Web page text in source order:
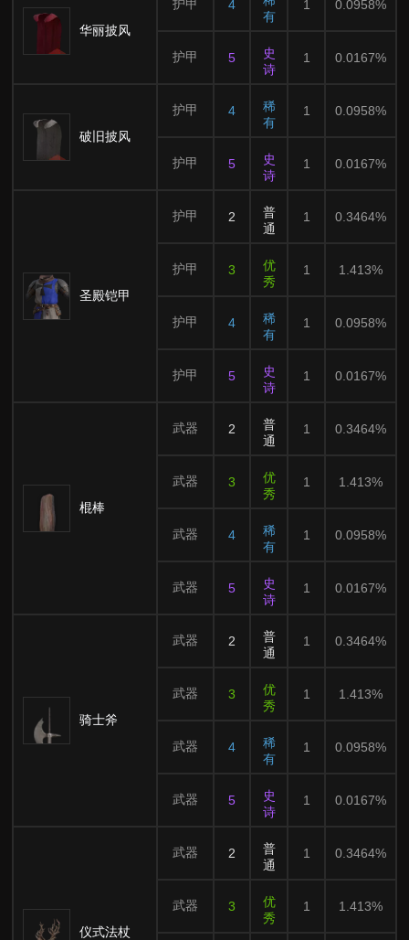
华丽披风
护甲 4
有
1 0.0958%
护甲 5
史
诗
1 0.0167%
破旧披风
护甲 4
稀
有
1 0.0958%
护甲 5
史
诗
1 0.0167%
圣殿铠甲
护甲 2
普
通
1 0.3464%
护甲 3
优
秀
1 1.413%
护甲 4
稀
有
1 0.0958%
护甲 5
史
诗
1 0.0167%
棍棒
武器 2
普
通
1 0.3464%
武器 3
优
秀
1 1.413%
武器 4
稀
有
1 0.0958%
武器 5
史
诗
1 0.0167%
骑士斧
武器 2
普
通
1 0.3464%
武器 3
优
秀
1 1.413%
武器 4
稀
有
1 0.0958%
武器 5
史
诗
1 0.0167%
仪式法杖
武器 2
普
通
1 0.3464%
武器 3
优
秀
1 1.413%